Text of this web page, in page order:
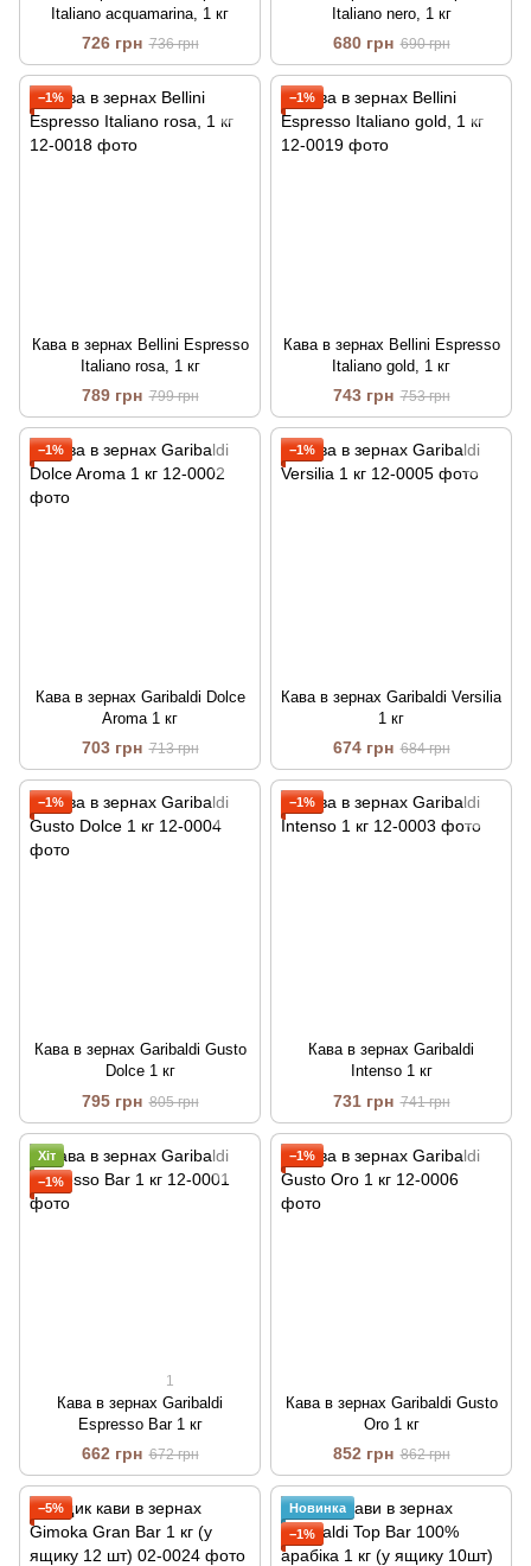
Italiano acquamarina, 1 кг
726 грн 736 грн
Italiano nero, 1 кг
680 грн 690 грн
−1%
Кава в зернах Bellini Espresso
Italiano rosa, 1 кг
789 грн 799 грн
−1%
Кава в зернах Bellini Espresso
Italiano gold, 1 кг
743 грн 753 грн
−1%
Кава в зернах Garibaldi Dolce
Aroma 1 кг
703 грн 713 грн
−1%
Кава в зернах Garibaldi Versilia
1 кг
674 грн 684 грн
−1%
Кава в зернах Garibaldi Gusto
Dolce 1 кг
795 грн 805 грн
−1%
Кава в зернах Garibaldi
Intenso 1 кг
731 грн 741 грн
Хіт
−1%
1
Кава в зернах Garibaldi
Espresso Bar 1 кг
662 грн 672 грн
−1%
Кава в зернах Garibaldi Gusto
Oro 1 кг
852 грн 862 грн
−5%
Новинка
−1%